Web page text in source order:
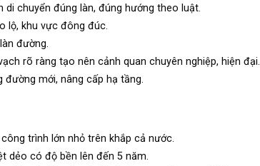
di chuyển đúng làn, đúng hướng theo luật.
lộ, khu vực đông đúc.
đường.
rõ ràng tạo nên cảnh quan chuyên nghiệp, hiện đại.
đường mới, nâng cấp hạ tầng.
trình lớn nhỏ trên khắp cả nước.
dẻo có độ bền lên đến 5 năm.